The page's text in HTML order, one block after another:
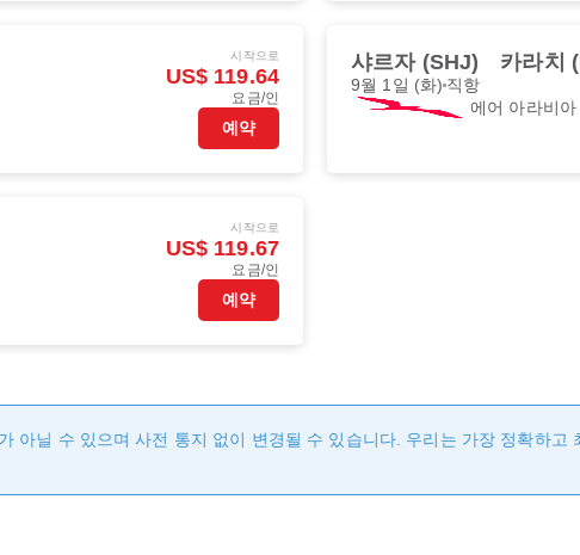
시작으로
US$ 119.64
요금/인
예약
샤르자 (SHJ) 카라치
9월 1일 (화) 직항
에어 아라비아
시작으로
US$ 119.67
요금/인
예약
아닐 수 있으며 사전 통지 없이 변경될 수 있습니다. 우리는 가장 정확하고